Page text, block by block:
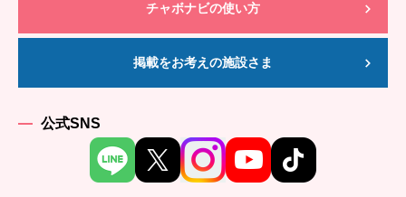
チャボナビの使い方
掲載をお考えの施設さま
公式SNS